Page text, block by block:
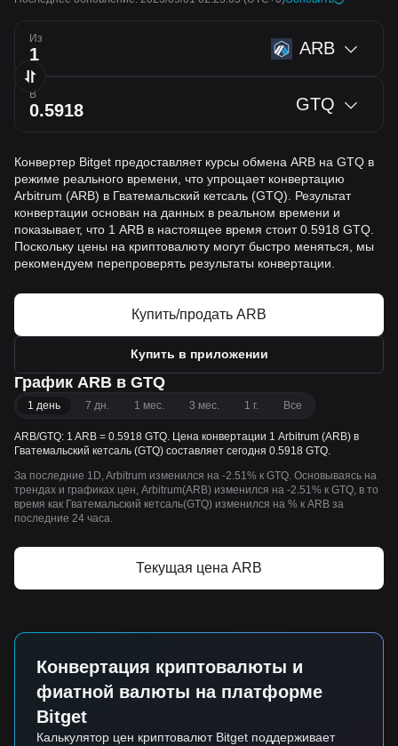
Из ARB
В GTQ
Конвертер Bitget предоставляет курсы обмена ARB на GTQ в
режиме реального времени, что упрощает конвертацию
Arbitrum (ARB) в Гватемальский кетсаль (GTQ). Результат
конвертации основан на данных в реальном времени и
показывает, что 1 ARB в настоящее время стоит 0.5918 GTQ.
Поскольку цены на криптовалюту могут быстро меняться, мы
рекомендуем перепроверять результаты конвертации.
Купить/продать ARB
Купить в приложении
График ARB в GTQ
1 день 7 дн. 1 мес. 3 мес. 1 г. Все
ARB/GTQ: 1 ARB = 0.5918 GTQ. Цена конвертации 1 Arbitrum (ARB) в
Гватемальский кетсаль (GTQ) составляет сегодня 0.5918 GTQ.
За последние 1D, Arbitrum изменился на -2.51% к GTQ. Основываясь на
трендах и графиках цен, Arbitrum(ARB) изменился на -2.51% к GTQ, в то
время как Гватемальский кетсаль(GTQ) изменился на % к ARB за
последние 24 часа.
Текущая цена ARB
Конвертация криптовалюты и
фиатной валюты на платформе
Bitget
Калькулятор цен криптовалют Bitget поддерживает